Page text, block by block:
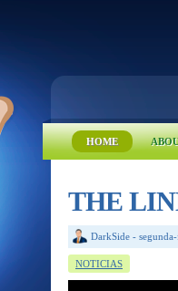
HOME
THE
DarkSide -
NOTICIAS